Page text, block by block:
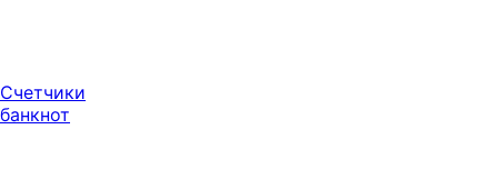
Счетчики
банкнот